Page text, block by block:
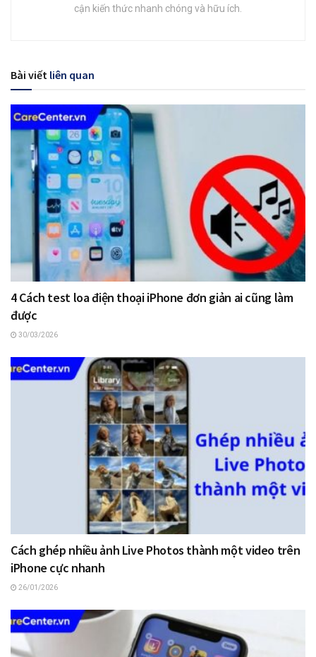
cận kiến thức nhanh chóng và hữu ích.
Bài viết liên quan
4 Cách test loa điện thoại iPhone đơn giản ai cũng làm
được
30/03/2026
Cách ghép nhiều ảnh Live Photos thành một video trên
iPhone cực nhanh
26/01/2026